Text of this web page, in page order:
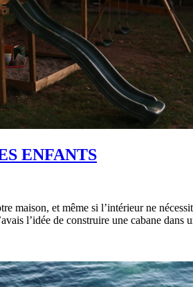
ENFANTS
maison, et même si l’intérieur ne
l’idée de construire une cabane